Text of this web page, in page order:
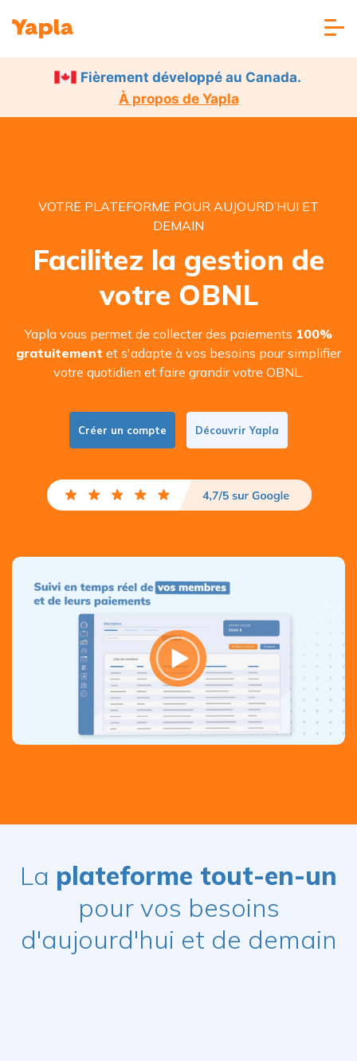
Fièrement développé au Canada.
À propos de Yapla
VOTRE PLATEFORME POUR AUJOURD’HUI ET
DEMAIN
Facilitez la gestion de
votre OBNL
Yapla vous permet de collecter des paiements 100%
gratuitement et s'adapte à vos besoins pour simplifier
votre quotidien et faire grandir votre OBNL.
Créer un compte Découvrir Yapla
La plateforme tout-en-un
pour vos besoins
d'aujourd'hui et de demain